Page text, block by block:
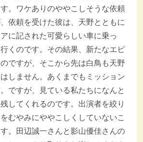
。ワケありのややこしそうな依頼
依頼を受けた彼は、天野とともに
に記された可愛らしい車に乗っ
くのです。その結果、新たなエピ
ですが、そこから先は白鳥も天野
しません。あくまでもミッション
ですが、見ている私たちになんと
してくれるのです。出演者を絞り
むやみにややこしくしていないこ
。田辺誠一さんと影山優佳さんの